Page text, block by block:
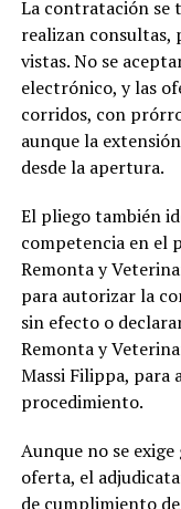
La contratación se
realizan consultas,
vistas. No se
electrónico, y las
corridos, con
aunque la
desde la apertura.
El pliego también
competencia en el
Remonta y
para autorizar la
sin efecto o
Remonta y
Massi Filippa, para
procedimiento.
Aunque no se
oferta, el
de cumplimiento